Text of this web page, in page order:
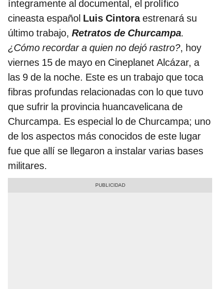
íntegramente al documental, el prolífico
cineasta español Luis Cintoraestrenará su
último trabajo, Retratos de Churcampa.
¿Cómo recordar a quien no dejó rastro?, hoy
viernes 15 de mayo en Cineplanet Alcázar, a
las 9 de la noche. Este es un trabajo que toca
fibras profundas relacionadas con lo que tuvo
que sufrir la provincia huancavelicana de
Churcampa. Es especial lo de Churcampa; uno
de los aspectos más conocidos de este lugar
fue que allí se llegaron a instalar varias bases
militares.